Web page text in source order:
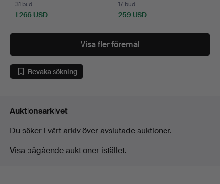
31 bud
1 266 USD
17 bud
259 USD
Visa fler föremål
Bevaka sökning
Auktionsarkivet
Du söker i vårt arkiv över avslutade auktioner.
Visa pågående auktioner istället.